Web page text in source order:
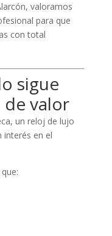
valoramos
para que
con total
sigue
de valor
un reloj de lujo
interés en el